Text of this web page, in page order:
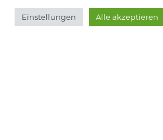
Einstellungen Alle akzeptieren